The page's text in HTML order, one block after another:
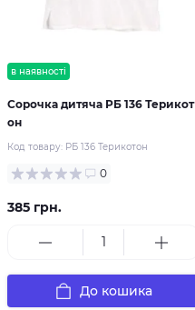
в наявності
Сорочка дитяча РБ 136 Терикот
он
Код товару: РБ 136 Терикотон
0
385 грн.
До кошика